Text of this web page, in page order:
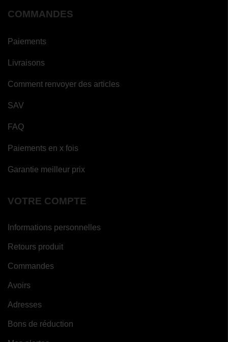
COMMANDES
Paiements
Livraisons
Comment renvoyer des articles
SAV
FAQ
Paiements en x fois
Garantie meilleur prix
VOTRE COMPTE
Informations personnelles
Retours produit
Commandes
Avoirs
Adresses
Bons de réduction